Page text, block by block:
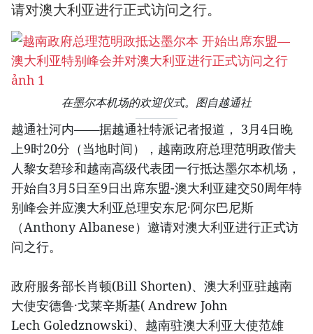
请对澳大利亚进行正式访问之行。
在墨尔本机场的欢迎仪式。图自越通社
越通社河内——据越通社特派记者报道， 3月4日晚
上9时20分（当地时间），越南政府总理范明政偕夫
人黎女碧珍和越南高级代表团一行抵达墨尔本机场，
开始自3月5日至9日出席东盟-澳大利亚建交50周年特
别峰会并应澳大利亚总理安东尼·阿尔巴尼斯
（Anthony Albanese）邀请对澳大利亚进行正式访
问之行。
政府服务部长肖顿(Bill Shorten)、澳大利亚驻越南
大使安德鲁·戈莱辛斯基( Andrew John
Lech Goledznowski)、越南驻澳大利亚大使范雄